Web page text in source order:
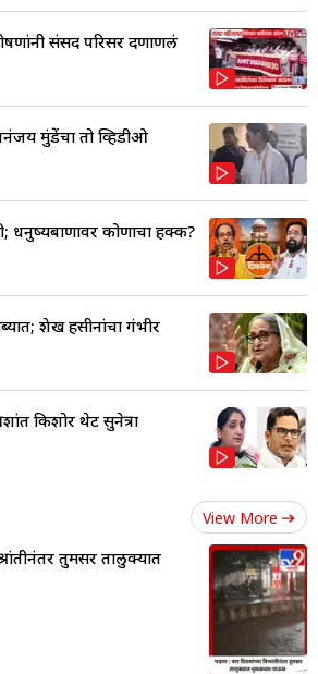
संसद परिसर दणाणलं
मुंडेंचा तो व्हिडीओ
धनुष्यबाणावर कोणाचा हक्क?
शेख हसीनांचा गंभीर
किशोर थेट सुनेत्रा
View More
तुमसर तालुक्यात